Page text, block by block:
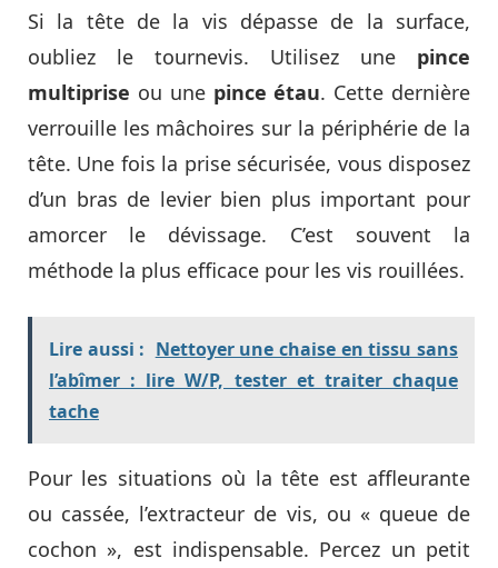
Si la tête de la vis dépasse de la surface,
oubliez le tournevis. Utilisez une pince
multiprise ou une pince étau. Cette dernière
verrouille les mâchoires sur la périphérie de la
tête. Une fois la prise sécurisée, vous disposez
d’un bras de levier bien plus important pour
amorcer le dévissage. C’est souvent la
méthode la plus efficace pour les vis rouillées.
Lire aussi : Nettoyer une chaise en tissu sans
l’abîmer : lire W/P, tester et traiter chaque
tache
Pour les situations où la tête est affleurante
ou cassée, l’extracteur de vis, ou « queue de
cochon », est indispensable. Percez un petit